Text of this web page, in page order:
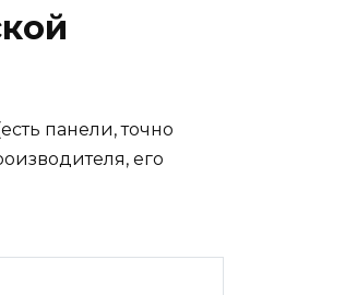
панели, точно
его